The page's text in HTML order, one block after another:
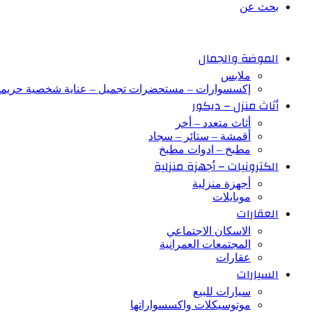
بحث عن
الموضة والجمال
ملابس
إكسسوارات – مستحضرات تجميل – عناية شخصية
أثاث منزل – ديكور
أثاث متعدد – أخر
أقمشة – ستائر – سجاد
مطبخ – ادوات مطبخ
الكترونيات – أجهزة منزلية
أجهزة منزلية
موبايلات
العقارات
الاسكان الاجتماعي
المجتمعات العمرانية
عقارات
السيارات
سيارات للبيع
موتوسيكلات واكسسواراتها